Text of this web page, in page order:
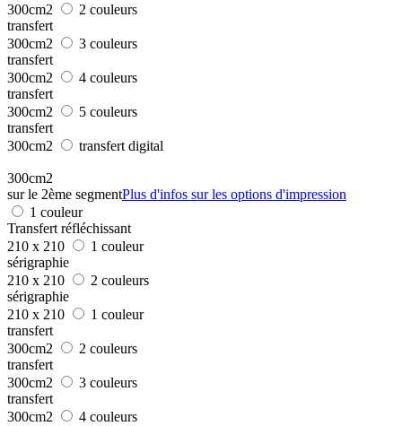
300cm2
2 couleurs
transfert
300cm2
3 couleurs
transfert
300cm2
4 couleurs
transfert
300cm2
5 couleurs
transfert
300cm2
transfert digital
300cm2
sur le 2ème segmentPlus d'infos sur les options d'impression
1 couleur
Transfert réfléchissant
210 x 210
1 couleur
sérigraphie
210 x 210
2 couleurs
sérigraphie
210 x 210
1 couleur
transfert
300cm2
2 couleurs
transfert
300cm2
3 couleurs
transfert
300cm2
4 couleurs